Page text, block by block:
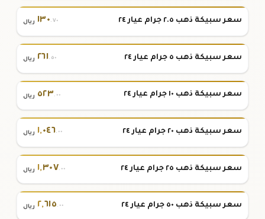
سعر سبيكة ذهب ٢.٥ جرام عيار ٢٤ ١٣٠.٧٠ ريال
سعر سبيكة ذهب ٥ جرام عيار ٢٤ ٢٦١.٥٠ ريال
سعر سبيكة ذهب ١٠ جرام عيار ٢٤ ٥٢٣.٠٠ ريال
سعر سبيكة ذهب ٢٠ جرام عيار ٢٤ ١,٠٤٦.٠٠ ريال
سعر سبيكة ذهب ٢٥ جرام عيار ٢٤ ١,٣٠٧.٠٠ ريال
سعر سبيكة ذهب ٥٠ جرام عيار ٢٤ ٢,٦١٥.٠٠ ريال